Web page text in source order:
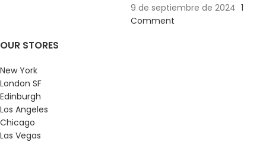
9 de septiembre de 2024 1
Comment
OUR STORES
New York
London SF
Edinburgh
Los Angeles
Chicago
Las Vegas